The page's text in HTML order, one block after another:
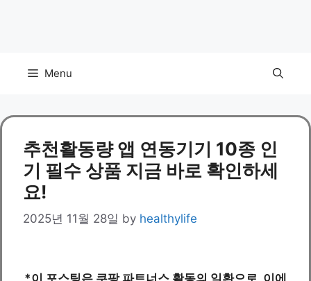
Menu
추천활동량 앱 연동기기 10종 인
기 필수 상품 지금 바로 확인하세
요!
2025년 11월 28일 by healthylife